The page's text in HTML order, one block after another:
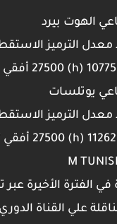
الهوت بيرد
معدل الترميز
10775 (h)
27500 أفقي
يوتلسات
معدل الترميز
11262 (h)
27500 أفقي
الفترة الأخيرة
علي القناة